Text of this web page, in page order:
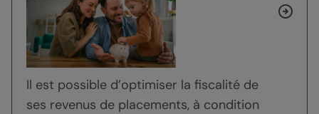
Il est possible d’optimiser la fiscalité de
ses revenus de placements, à condition